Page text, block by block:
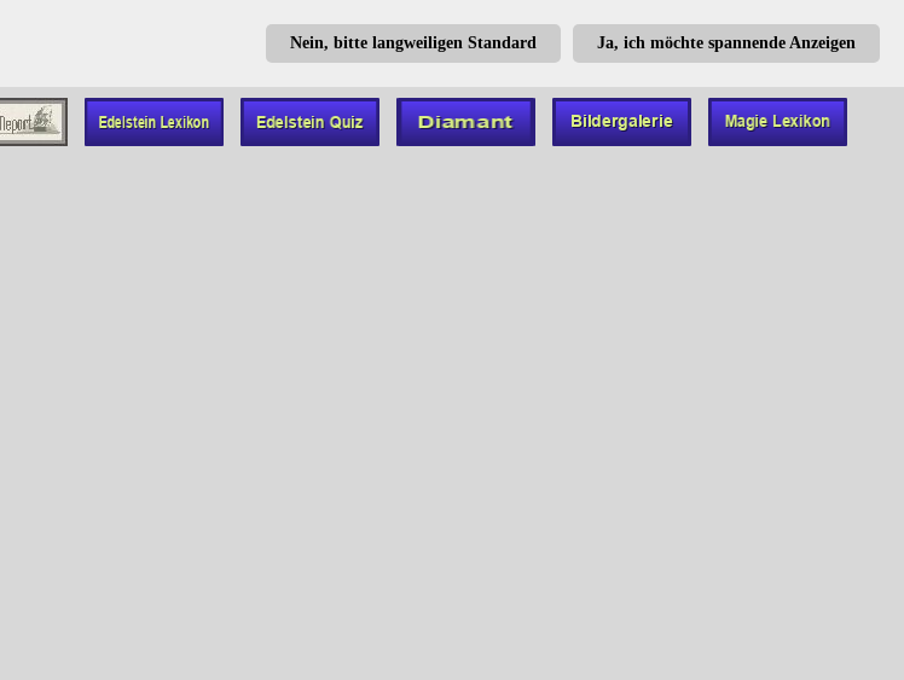
Ja, ich möchte spannende Anzeigen
Nein, bitte langweiligen Standard